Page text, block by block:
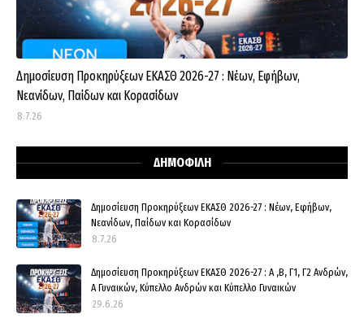
Δημοσίευση Προκηρύξεων ΕΚΑΣΘ 2026-27 : Νέων, Εφήβων,
Νεανίδων, Παίδων και Κορασίδων
8.7.26
ΔΗΜΟΦΙΛΗ
Δημοσίευση Προκηρύξεων ΕΚΑΣΘ 2026-27 : Νέων, Εφήβων,
Νεανίδων, Παίδων και Κορασίδων
8.7.26
Δημοσίευση Προκηρύξεων ΕΚΑΣΘ 2026-27 : Α ,Β, Γ1, Γ2 Ανδρών,
Α Γυναικών, Κύπελλο Ανδρών και Κύπελλο Γυναικών
29.6.26